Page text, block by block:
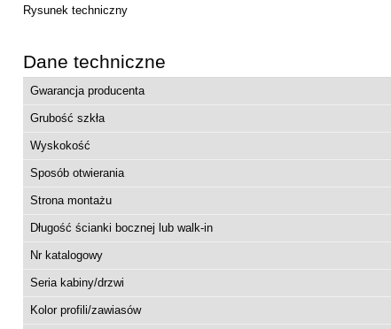
Radaway DOROS PLUS D brodzik
1 065,00 zł
Rysunek techniczny
Dane techniczne
Gwarancja producenta
Grubość szkła
Wyskokość
Sposób otwierania
Strona montażu
Długość ścianki bocznej lub walk-in
Nr katalogowy
Seria kabiny/drzwi
Kolor profili/zawiasów